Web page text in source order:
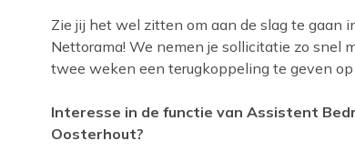
Zie jij het wel zitten om aan de slag te gaan
Nettorama! We nemen je sollicitatie zo snel
twee weken een terugkoppeling te geven op
Interesse in de functie van Assistent
Oosterhout?